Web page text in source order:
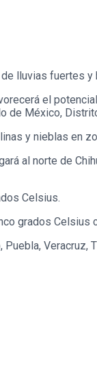
lluvias fuertes
el
de México,
y nieblas en
al norte de
Celsius.
grados